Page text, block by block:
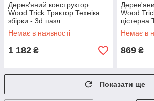
Дерев'яний конструктор
Wood Trick Трактор.Техніка
збірки - 3d пазл
Немає в наявності
1 182 ₴
Wood
пазл
Немає в
869 ₴
Показати ще